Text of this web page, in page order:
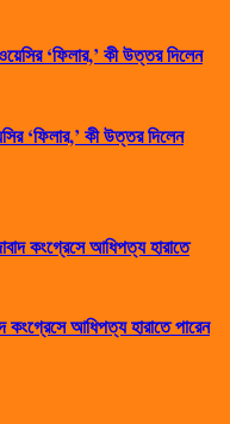
‘ফিলার,’ কী উত্তর দিলেন
কংগ্রেসে আধিপত্য হারাতে পারেন